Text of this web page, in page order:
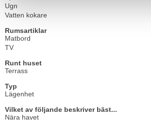
Ugn
Vatten kokare
Rumsartiklar
Matbord
TV
Runt huset
Terrass
Typ
Lägenhet
Vilket av följande beskriver bäst...
Nära havet